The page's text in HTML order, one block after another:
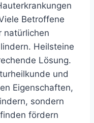
Betroffene
natürlichen
Heilsteine
Lösung.
und
Eigenschaften,
sondern
fördern